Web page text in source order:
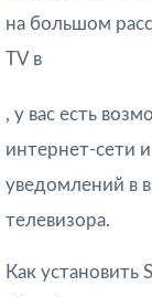
на большом
TV в
, у вас есть
интернет-сети
уведомлений в
телевизора.
Как установить